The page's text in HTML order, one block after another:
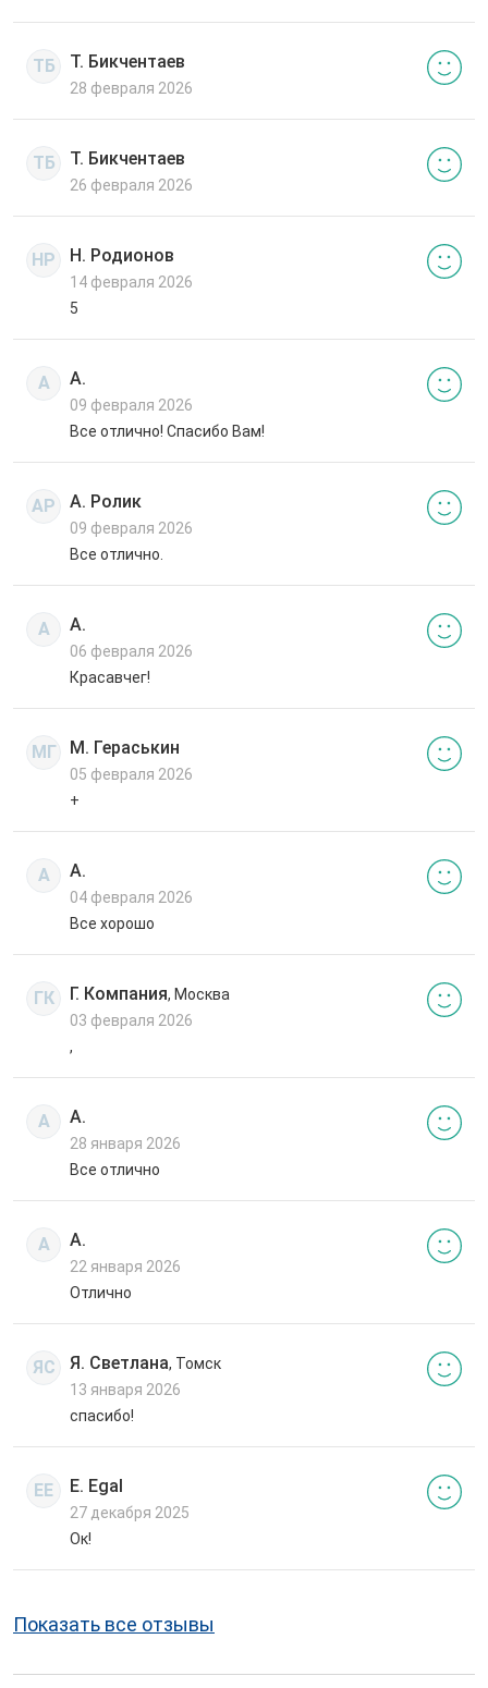
ТБ Т. Бикчентаев
28 февраля 2026
ТБ Т. Бикчентаев
26 февраля 2026
НР Н. Родионов
14 февраля 2026
5
А А.
09 февраля 2026
Все отлично! Спасибо Вам!
АР А. Ролик
09 февраля 2026
Все отлично.
А А.
06 февраля 2026
Красавчег!
МГ М. Гераськин
05 февраля 2026
+
А А.
04 февраля 2026
Все хорошо
ГК Г. Компания, Москва
03 февраля 2026
,
А А.
28 января 2026
Все отлично
А А.
22 января 2026
Отлично
ЯС Я. Светлана, Томск
13 января 2026
спасибо!
EE E. Egal
27 декабря 2025
Ок!
Показать все отзывы